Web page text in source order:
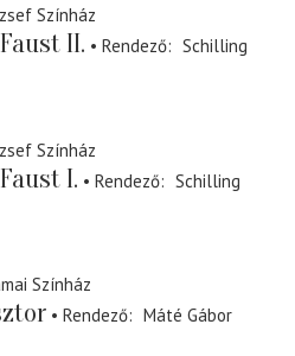
Színház
Faust II. Rendező
Schilling
Színház
Faust I. Rendező
Schilling
Színház
Rendező
Máté Gábor